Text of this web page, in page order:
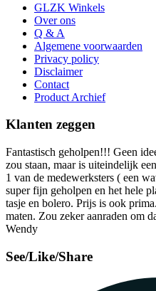
GLZK Winkels
Over ons
Q & A
Algemene voorwaarden
Privacy policy
Disclaimer
Contact
Product Archief
Klanten zeggen
Fantastisch geholpen!!! Geen
zou staan, maar is uiteindelijk
1 van de medewerksters ( een
super fijn geholpen en het hele
tasje en bolero. Prijs is ook
maten. Zou zeker aanraden om
Wendy
See/Like/Share